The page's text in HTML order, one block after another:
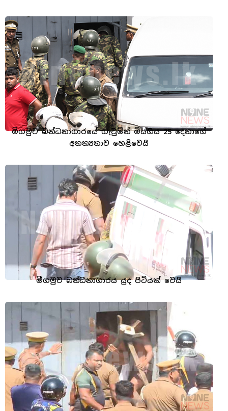
මීගමුව බන්ධනාගාරයේ ගැටුමින් මියගිය 25 දෙනාගේ
අනන්‍යතාව හෙළිවෙයි
මීගමුව බන්ධනාගාරය යුද පිටියක් වෙයි